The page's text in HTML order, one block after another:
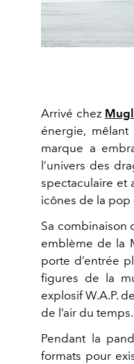
Arrivé chez
énergie,
marque a
l’univers des
spectaculaire et
icônes de la pop
Sa combinaison
emblème de la
porte d’entrée
figures de la
explosifW.A.P. de
de l’air du temps.
Pendant la
formats pour